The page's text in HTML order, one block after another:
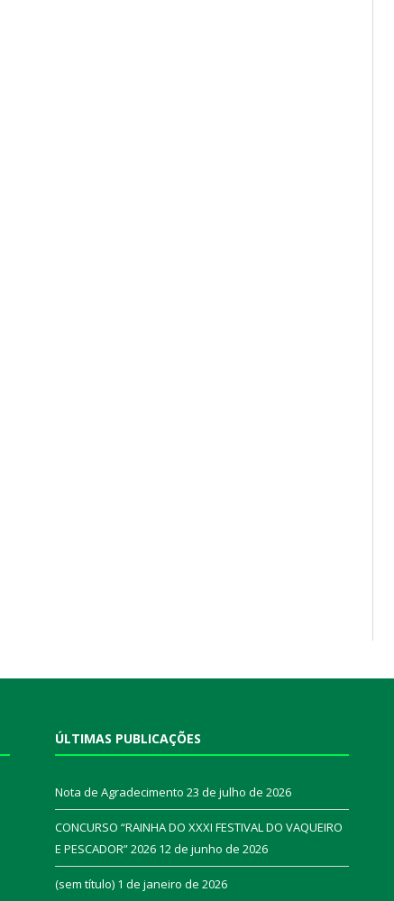
ÚLTIMAS PUBLICAÇÕES
Nota de Agradecimento 23 de julho de 2026
CONCURSO “RAINHA DO XXXI FESTIVAL DO VAQUEIRO
E PESCADOR” 2026 12 de junho de 2026
(sem título) 1 de janeiro de 2026